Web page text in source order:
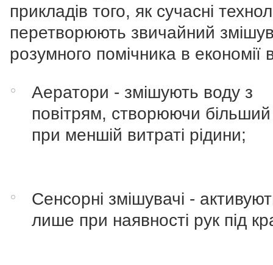
прикладів того, як сучасні
перетворюють звичайний
розумного помічника в економії
Аератори - змішують воду з
повітрям, створюючи
при меншій витраті рідини;
Сенсорні змішувачі -
лише при наявності рук під